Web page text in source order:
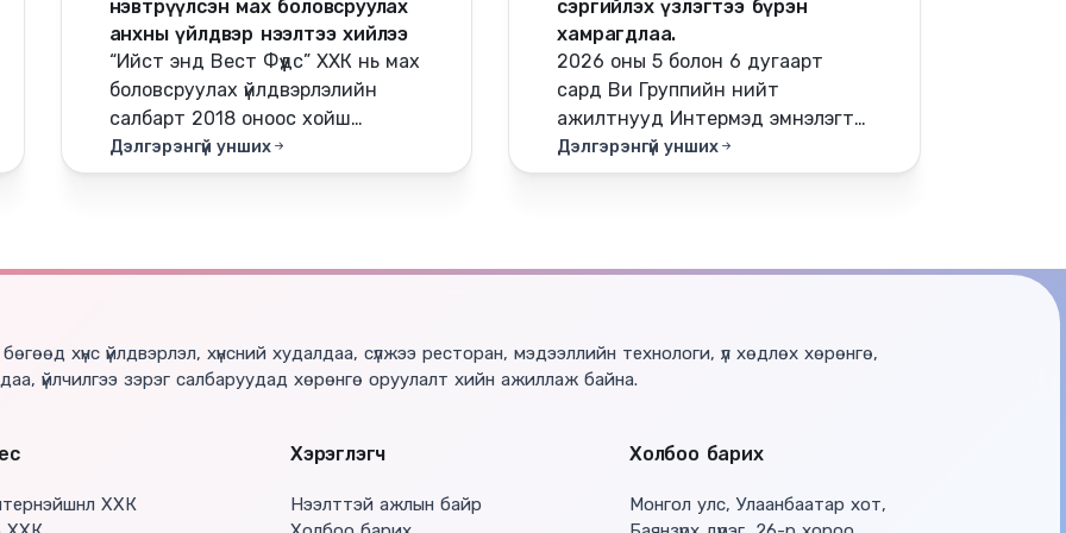
нэвтрүүлсэн мах боловсруулах
анхны үйлдвэр нээлтээ хийлээ
“Ийст энд Вест Фүүдс” ХХК нь мах
боловсруулах үйлдвэрлэлийн
салбарт 2018 оноос хойш
тасралтгүй үйл ажиллагаа явуулж
ирсэн бөгөөд 2026 оны 6 дугаар
Дэлгэрэнгүй унших
сэргийлэх үзлэгтээ бүрэн
хамрагдлаа.
2026 оны 5 болон 6 дугаарт
сард Ви Группийн нийт
ажилтнууд Интермэд эмнэлэгт
урьдчилан сэргийлэх эрүүл
мэндийн үзлэгт бүрэн хамрагдаж
Дэлгэрэнгүй унших
хүнс үйлдвэрлэл, хүнсний худалдаа, сүлжээ ресторан, мэдээллийн технологи, үл хөдлөх хөрөнгө,
үйлчилгээ зэрэг салбаруудад хөрөнгө оруулалт хийн ажиллаж байна.
ХХК
Хэрэглэгч
Нээлттэй ажлын байр
Холбоо барих
Монгол улс, Улаанбаатар хот,